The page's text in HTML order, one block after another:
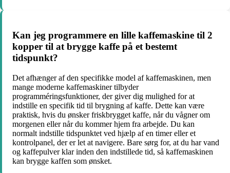
Kan jeg programmere en lille kaffemaskine til 2
kopper til at brygge kaffe på et bestemt
tidspunkt?
Det afhænger af den specifikke model af kaffemaskinen, men
mange moderne kaffemaskiner tilbyder
programméringsfunktioner, der giver dig mulighed for at
indstille en specifik tid til brygning af kaffe. Dette kan være
praktisk, hvis du ønsker friskbrygget kaffe, når du vågner om
morgenen eller når du kommer hjem fra arbejde. Du kan
normalt indstille tidspunktet ved hjælp af en timer eller et
kontrolpanel, der er let at navigere. Bare sørg for, at du har vand
og kaffepulver klar inden den indstillede tid, så kaffemaskinen
kan brygge kaffen som ønsket.